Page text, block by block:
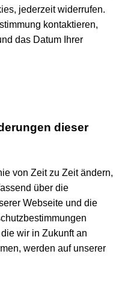
jederzeit widerrufen.
kontaktieren,
das Datum Ihrer
dieser
von Zeit zu Zeit ändern,
über die
Webseite und die
wir in Zukunft an
werden auf unserer